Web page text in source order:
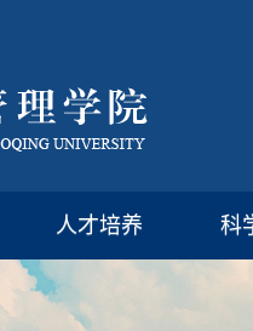
人才培养 科